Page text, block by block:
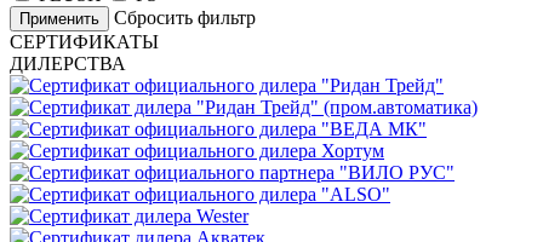
Применить
Сбросить фильтр
СЕРТИФИКАТЫ
ДИЛЕРСТВА